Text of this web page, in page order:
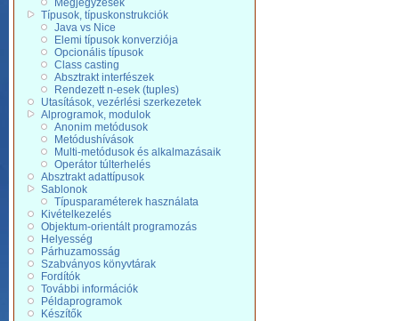
Megjegyzések
Típusok, típuskonstrukciók
Java vs Nice
Elemi típusok konverziója
Opcionális típusok
Class casting
Absztrakt interfészek
Rendezett n-esek (tuples)
Utasítások, vezérlési szerkezetek
Alprogramok, modulok
Anonim metódusok
Metódushívások
Multi-metódusok és alkalmazásaik
Operátor túlterhelés
Absztrakt adattípusok
Sablonok
Típusparaméterek használata
Kivételkezelés
Objektum-orientált programozás
Helyesség
Párhuzamosság
Szabványos könyvtárak
Fordítók
További információk
Példaprogramok
Készítők